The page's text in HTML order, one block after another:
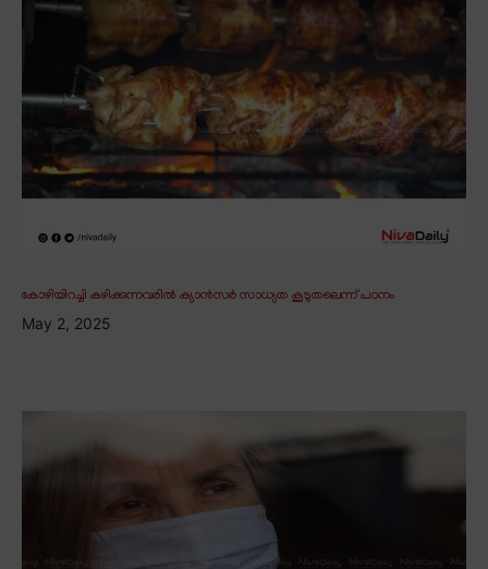
കോഴിയിറച്ചി കഴിക്കുന്നവരിൽ ക്യാൻസർ സാധ്യത കൂടുതലെന്ന് പഠനം
May 2, 2025